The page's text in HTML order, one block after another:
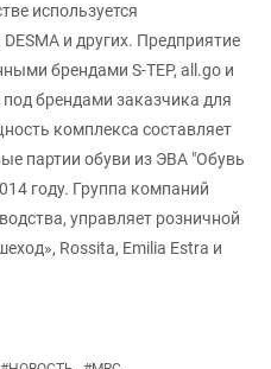
используется
и других. Предприятие
брендами S-TEP, all.go и
брендами заказчика для
комплекса составляет
партии обуви из ЭВА "Обувь
году. Группа компаний
управляет розничной
Rossita, Emilia Estra и